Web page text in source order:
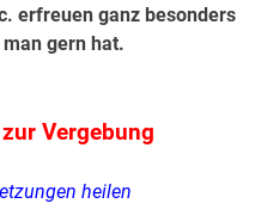
erfreuen ganz besonders
gern hat.
Vergebung
heilen